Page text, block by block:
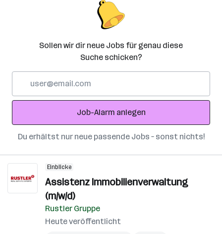
Sollen wir dir neue Jobs für genau diese
Suche schicken?
Adresse
Job-Alarm anlegen
Du erhältst nur neue passende Jobs – sonst nichts!
Einblicke
Assistenz Immobilienverwaltung
(m/w/d)
Rustler Gruppe
Heute veröffentlicht